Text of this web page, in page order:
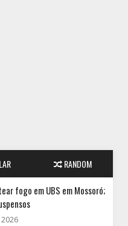
RANDOM
fogo em UBS em Mossoró;